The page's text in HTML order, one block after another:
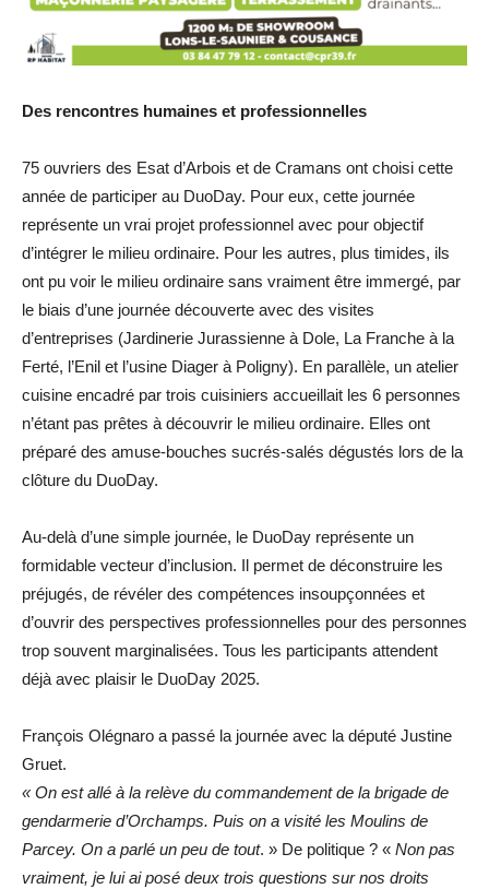
Des rencontres humaines et professionnelles
75 ouvriers des Esat d’Arbois et de Cramans ont choisi cette
année de participer au DuoDay. Pour eux, cette journée
représente un vrai projet professionnel avec pour objectif
d’intégrer le milieu ordinaire. Pour les autres, plus timides, ils
ont pu voir le milieu ordinaire sans vraiment être immergé, par
le biais d’une journée découverte avec des visites
d’entreprises (Jardinerie Jurassienne à Dole, La Franche à la
Ferté, l’Enil et l’usine Diager à Poligny). En parallèle, un atelier
cuisine encadré par trois cuisiniers accueillait les 6 personnes
n’étant pas prêtes à découvrir le milieu ordinaire. Elles ont
préparé des amuse-bouches sucrés-salés dégustés lors de la
clôture du DuoDay.
Au-delà d’une simple journée, le DuoDay représente un
formidable vecteur d’inclusion. Il permet de déconstruire les
préjugés, de révéler des compétences insoupçonnées et
d’ouvrir des perspectives professionnelles pour des personnes
trop souvent marginalisées. Tous les participants attendent
déjà avec plaisir le DuoDay 2025.
François Olégnaro a passé la journée avec la député Justine
Gruet.
« On est allé à la relève du commandement de la brigade de
gendarmerie d’Orchamps. Puis on a visité les Moulins de
Parcey. On a parlé un peu de tout. » De politique ? « Non pas
vraiment, je lui ai posé deux trois questions sur nos droits